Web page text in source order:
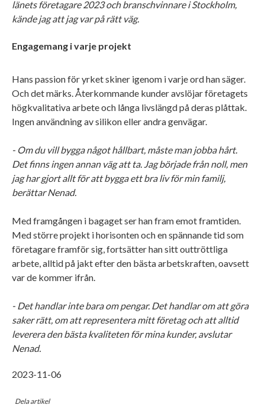
länets företagare 2023 och branschvinnare i Stockholm,
kände jag att jag var på rätt väg.
Engagemang i varje projekt
Hans passion för yrket skiner igenom i varje ord han säger.
Och det märks. Återkommande kunder avslöjar företagets
högkvalitativa arbete och långa livslängd på deras plåttak.
Ingen användning av silikon eller andra genvägar.
- Om du vill bygga något hållbart, måste man jobba hårt.
Det finns ingen annan väg att ta. Jag började från noll, men
jag har gjort allt för att bygga ett bra liv för min familj,
berättar Nenad.
Med framgången i bagaget ser han fram emot framtiden.
Med större projekt i horisonten och en spännande tid som
företagare framför sig, fortsätter han sitt outtröttliga
arbete, alltid på jakt efter den bästa arbetskraften, oavsett
var de kommer ifrån.
- Det handlar inte bara om pengar. Det handlar om att göra
saker rätt, om att representera mitt företag och att alltid
leverera den bästa kvaliteten för mina kunder, avslutar
Nenad.
2023-11-06
Dela artikel